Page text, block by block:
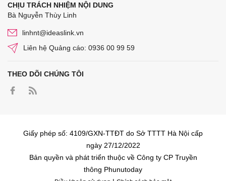
CHỊU TRÁCH NHIỆM NỘI DUNG
Bà Nguyễn Thùy Linh
linhnt@ideaslink.vn
Liên hệ Quảng cáo: 0936 00 99 59
THEO DÕI CHÚNG TÔI
Giấy phép số: 4109/GXN-TTĐT do Sở TTTT Hà Nội cấp
ngày 27/12/2022
Bản quyền và phát triển thuộc về Công ty CP Truyền
thông Phunutoday